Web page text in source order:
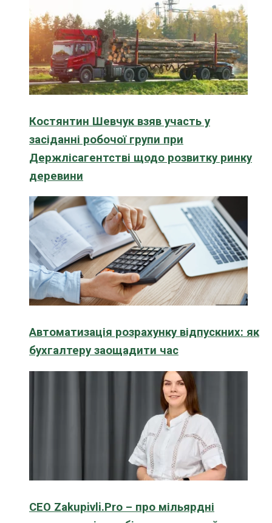
Костянтин Шевчук взяв участь у
засіданні робочої групи при
Держлісагентстві щодо розвитку ринку
деревини
Автоматизація розрахунку відпускних: як
бухгалтеру заощадити час
CEO Zakupivli.Pro – про мільярдні